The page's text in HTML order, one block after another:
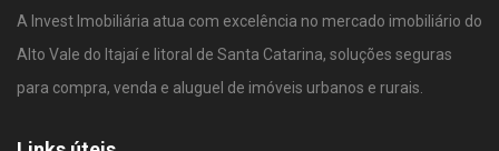
A Invest Imobiliária atua com excelência no mercado imobiliário do
Alto Vale do Itajaí e litoral de Santa Catarina, soluções seguras
para compra, venda e aluguel de imóveis urbanos e rurais.